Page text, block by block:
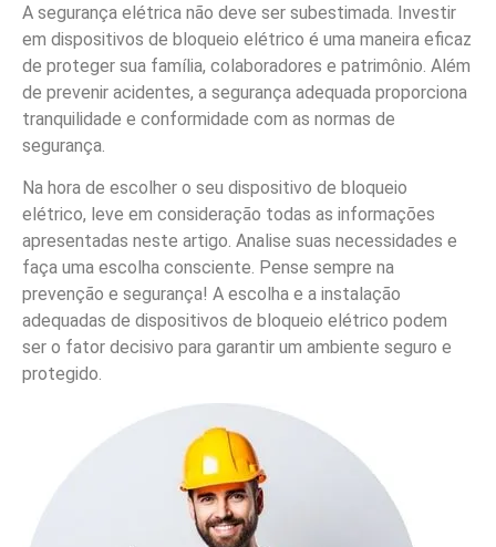
A segurança elétrica não deve ser subestimada. Investir
em dispositivos de bloqueio elétrico é uma maneira eficaz
de proteger sua família, colaboradores e patrimônio. Além
de prevenir acidentes, a segurança adequada proporciona
tranquilidade e conformidade com as normas de
segurança.
Na hora de escolher o seu dispositivo de bloqueio
elétrico, leve em consideração todas as informações
apresentadas neste artigo. Analise suas necessidades e
faça uma escolha consciente. Pense sempre na
prevenção e segurança! A escolha e a instalação
adequadas de dispositivos de bloqueio elétrico podem
ser o fator decisivo para garantir um ambiente seguro e
protegido.